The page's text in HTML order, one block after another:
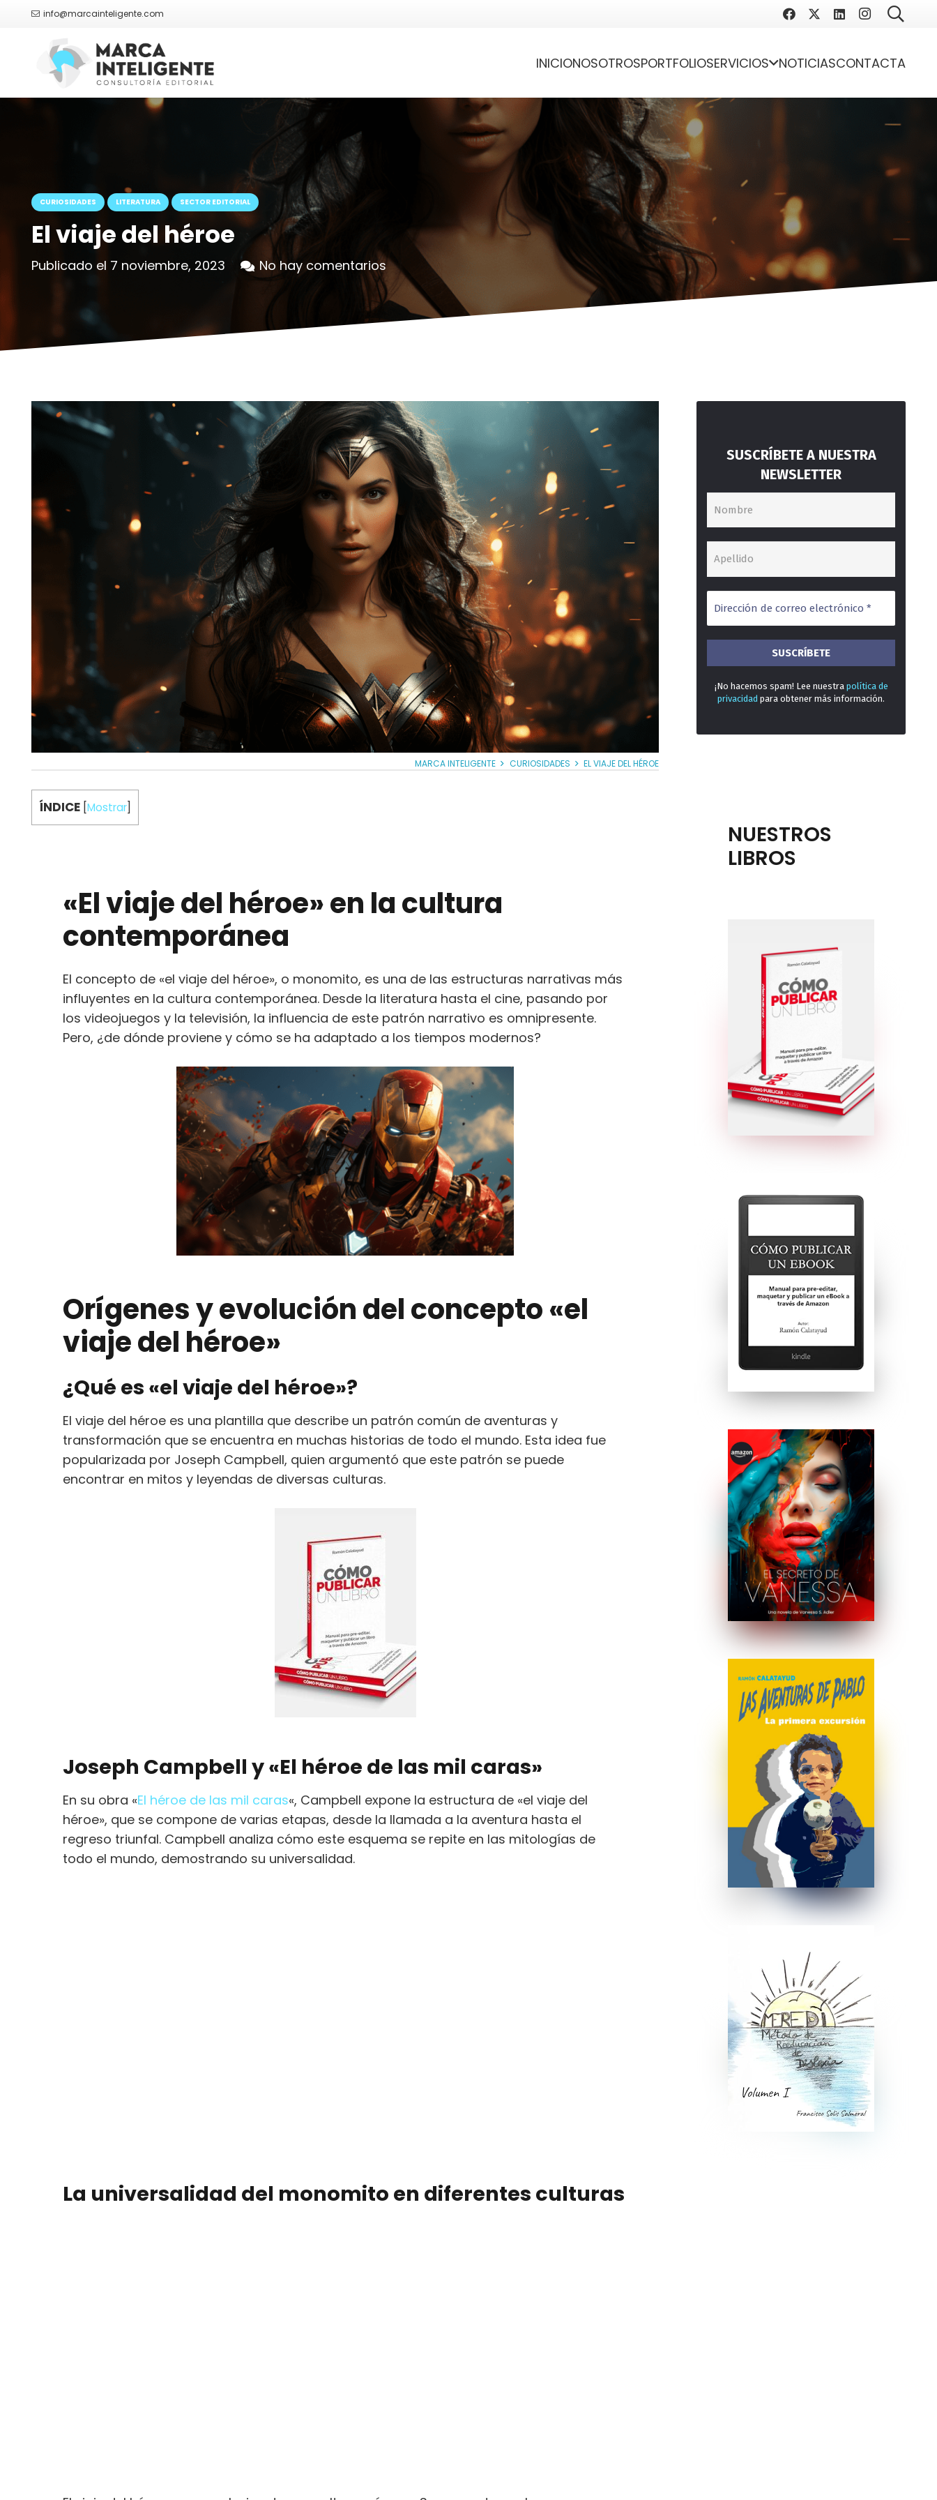
info@marcainteligente.com
INICIONOSOTROSPORTFOLIOSERVICIOS NOTICIASCONTACTA
CURIOSIDADES LITERATURA SECTOR EDITORIAL
El viaje del héroe
Publicado el 7 noviembre, 2023 No hay comentarios
MARCA INTELIGENTE CURIOSIDADES EL VIAJE DEL HÉROE
ÍNDICE Mostrar
«El viaje del héroe» en la cultura
contemporánea
El concepto de «el viaje del héroe», o monomito, es una de las estructuras narrativas más
influyentes en la cultura contemporánea. Desde la literatura hasta el cine, pasando por
los videojuegos y la televisión, la influencia de este patrón narrativo es omnipresente.
Pero, ¿de dónde proviene y cómo se ha adaptado a los tiempos modernos?
Orígenes y evolución del concepto «el
viaje del héroe»
¿Qué es «el viaje del héroe»?
El viaje del héroe es una plantilla que describe un patrón común de aventuras y
transformación que se encuentra en muchas historias de todo el mundo. Esta idea fue
popularizada por Joseph Campbell, quien argumentó que este patrón se puede
encontrar en mitos y leyendas de diversas culturas.
Joseph Campbell y «El héroe de las mil caras»
En su obra «El héroe de las mil caras«, Campbell expone la estructura de «el viaje del
héroe», que se compone de varias etapas, desde la llamada a la aventura hasta el
regreso triunfal. Campbell analiza cómo este esquema se repite en las mitologías de
todo el mundo, demostrando su universalidad.
La universalidad del monomito en diferentes culturas
SUSCRÍBETE A NUESTRA
NEWSLETTER
¡No hacemos spam! Lee nuestra política de
privacidad para obtener más información.
NUESTROS
LIBROS